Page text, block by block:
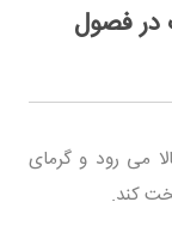
در فصول
می رود و گرمای
کند.